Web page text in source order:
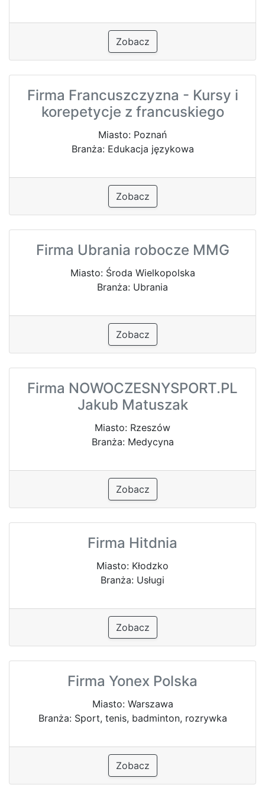
Zobacz
Firma Francuszczyzna - Kursy i
korepetycje z francuskiego
Miasto: Poznań
Branża: Edukacja językowa
Zobacz
Firma Ubrania robocze MMG
Miasto: Środa Wielkopolska
Branża: Ubrania
Zobacz
Firma NOWOCZESNYSPORT.PL
Jakub Matuszak
Miasto: Rzeszów
Branża: Medycyna
Zobacz
Firma Hitdnia
Miasto: Kłodzko
Branża: Usługi
Zobacz
Firma Yonex Polska
Miasto: Warszawa
Branża: Sport, tenis, badminton, rozrywka
Zobacz